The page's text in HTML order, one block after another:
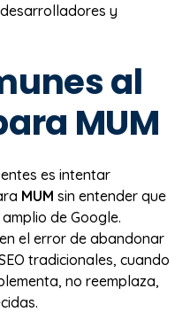
y
al
MUM
es intentar
MUM sin entender que
de Google.
el error de abandonar
tradicionales, cuando
no reemplaza,